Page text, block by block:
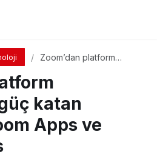
Zoom’dan platform
yenilikler: Zoom Apps ve
Zoom Events
katan
Apps ve